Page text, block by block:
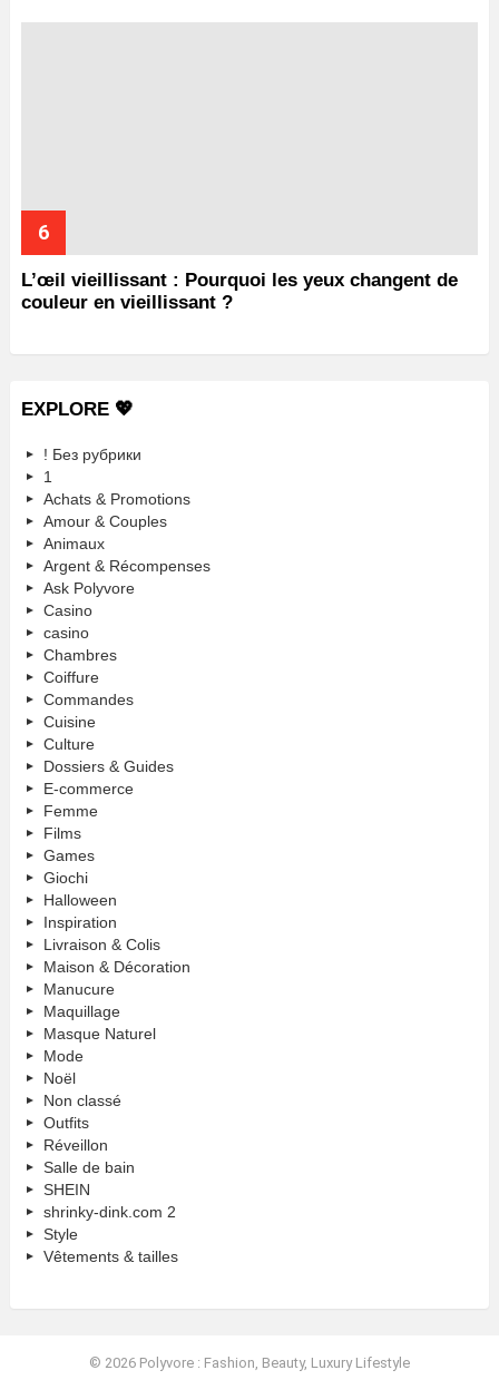
L’œil vieillissant : Pourquoi les yeux changent de
couleur en vieillissant ?
EXPLORE 💖
! Без рубрики
1
Achats & Promotions
Amour & Couples
Animaux
Argent & Récompenses
Ask Polyvore
Casino
casino
Chambres
Coiffure
Commandes
Cuisine
Culture
Dossiers & Guides
E-commerce
Femme
Films
Games
Giochi
Halloween
Inspiration
Livraison & Colis
Maison & Décoration
Manucure
Maquillage
Masque Naturel
Mode
Noël
Non classé
Outfits
Réveillon
Salle de bain
SHEIN
shrinky-dink.com 2
Style
Vêtements & tailles
© 2026 Polyvore : Fashion, Beauty, Luxury Lifestyle